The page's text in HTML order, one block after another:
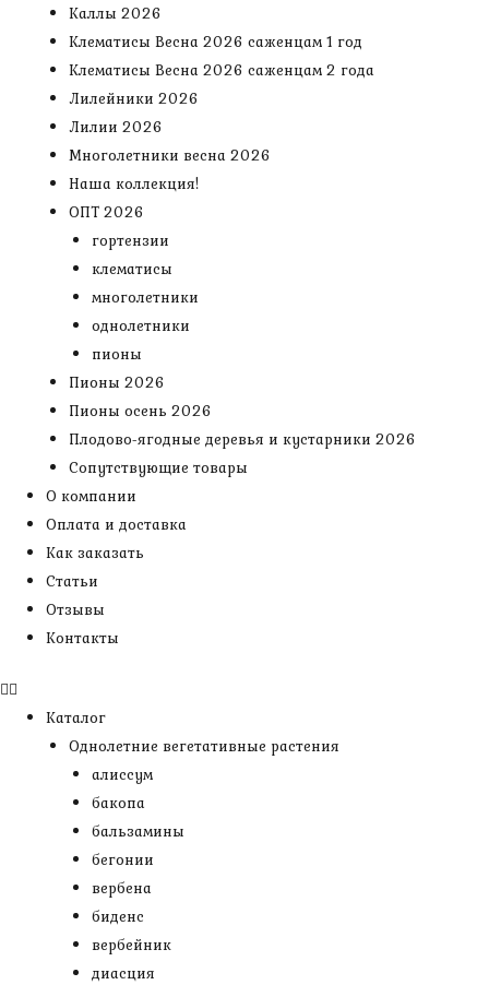
Каллы 2026
Клематисы Весна 2026 саженцам 1 год
Клематисы Весна 2026 саженцам 2 года
Лилейники 2026
Лилии 2026
Многолетники весна 2026
Наша коллекция!
ОПТ 2026
гортензии
клематисы
многолетники
однолетники
пионы
Пионы 2026
Пионы осень 2026
Плодово-ягодные деревья и кустарники 2026
Сопутствующие товары
О компании
Оплата и доставка
Как заказать
Статьи
Отзывы
Контакты
Каталог
Однолетние вегетативные растения
алиссум
бакопа
бальзамины
бегонии
вербена
биденс
вербейник
диасция